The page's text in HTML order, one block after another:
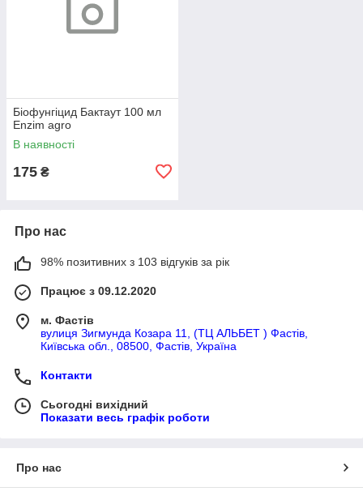
Біофунгіцид Бактаут 100 мл
Enzim agro
В наявності
175 ₴
Про нас
98% позитивних з 103 відгуків за рік
Працює з 09.12.2020
м. Фастів
вулиця Зигмунда Козара 11, (ТЦ АЛЬБЕТ ) Фастів,
Київська обл., 08500, Фастів, Україна
Контакти
Сьогодні вихідний
Показати весь графік роботи
Про нас